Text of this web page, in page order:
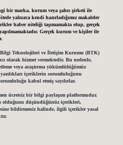
bir marka, kurum veya şahıs şirketi ile
yalnızca kendi hazırladığımız makaleler
haber niteliği taşımamakta olup, gerçek
Gerçek kurum ve kişiler ile
Bilgi Teknolojileri ve İletişim Kurumu (BTK)
olarak hizmet vermektedir. Bu nedenle,
veya araştırma yükümlülüğümüz
içeriklerin sorumluluğunu
kabul etmiş sayılırlar.
ücretsiz bir bilgi paylaşım platformudur.
olduğunu düşündüğünüz içerikleri,
bildirmeniz halinde, ilgili içerikler yasal